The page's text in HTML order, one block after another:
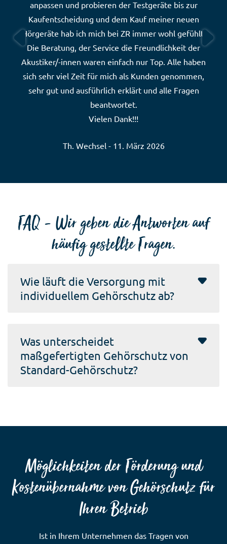
Besonders an Herrn Abeling
Vielen Dank für alles Ich werde
Sie weiter empfehlen ????
Hiltensberger - 13. März 2026
anpassen und probieren der Testgeräte bis zur
Kaufentscheidung und dem Kauf meiner neuen
Hörgeräte hab ich mich bei ZR immer wohl gefühlt.
Die Beratung, der Service die Freundlichkeit der
Akustiker/-innen waren einfach nur Top. Alle haben
sich sehr viel Zeit für mich als Kunden genommen,
sehr gut und ausführlich erklärt und alle Fragen
beantwortet.
Vielen Dank!!!
Th. Wechsel - 11. März 2026
OK
Rudolf Frieß - 02. März 2026
FAQ - Wir geben die Antworten auf
häufig gestellte Fragen.
Wie läuft die Versorgung mit
individuellem Gehörschutz ab?
Was unterscheidet
maßgefertigten Gehörschutz von
Standard-Gehörschutz?
Möglichkeiten der Förderung und
Kostenübernahme von Gehörschutz für
Ihren Betrieb
Ist in Ihrem Unternehmen das Tragen von